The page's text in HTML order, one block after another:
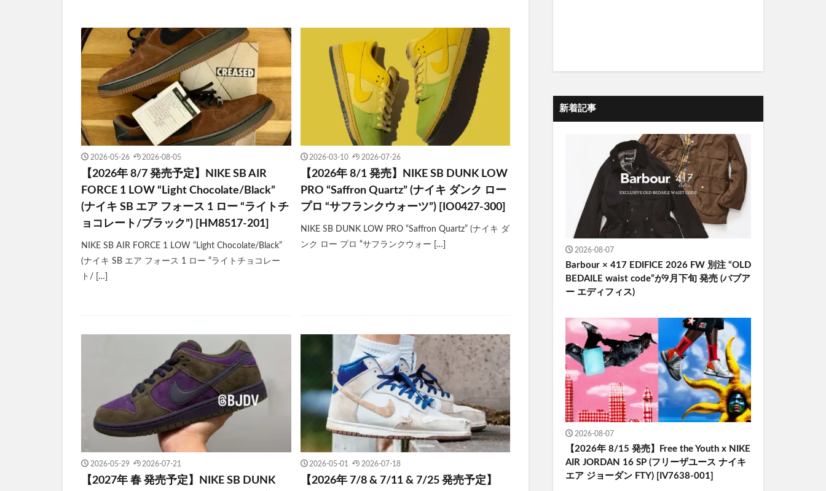
2026-05-26 2026-08-05
【2026年 8/7 発売予定】NIKE SB AIR
FORCE 1 LOW “Light Chocolate/Black”
(ナイキ SB エア フォース 1 ロー “ライトチ
ョコレート/ブラック”) [HM8517-201]
NIKE SB AIR FORCE 1 LOW “Light Chocolate/Black”
(ナイキ SB エア フォース 1 ロー “ライトチョコレー
ト/ […]
2026-03-10 2026-07-26
【2026年 8/1 発売】NIKE SB DUNK LOW
PRO “Saffron Quartz” (ナイキ ダンク ロー
プロ “サフランクウォーツ”) [IO0427-300]
NIKE SB DUNK LOW PRO “Saffron Quartz” (ナイキ ダ
ンク ロー プロ “サフランクウォー […]
2026-05-29 2026-07-21
【2027年 春 発売予定】NIKE SB DUNK
2026-05-01 2026-07-18
【2026年 7/8 & 7/11 & 7/25 発売予定】
新着記事
2026-08-07
Barbour × 417 EDIFICE 2026 FW 別注 “OLD
BEDAILE waist code”が9月下旬 発売 (バブア
ー エディフィス)
2026-08-07
【2026年 8/15 発売】Free the Youth x NIKE
AIR JORDAN 16 SP (フリーザユース ナイキ
エア ジョーダン FTY) [IV7638-001]